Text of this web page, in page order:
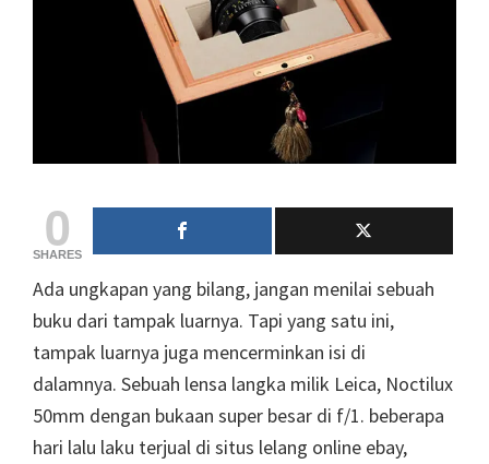
0
SHARES
Ada ungkapan yang bilang, jangan menilai sebuah
buku dari tampak luarnya. Tapi yang satu ini,
tampak luarnya juga mencerminkan isi di
dalamnya. Sebuah lensa langka milik Leica, Noctilux
50mm dengan bukaan super besar di f/1. beberapa
hari lalu laku terjual di situs lelang online ebay,